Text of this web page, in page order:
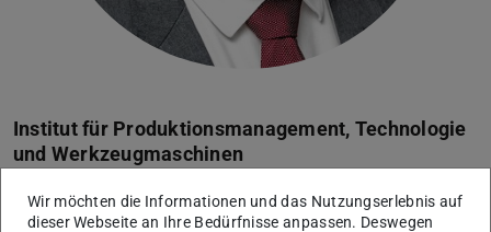
Institut für Produktionsmanagement, Technologie
und Werkzeugmaschinen
Wir möchten die Informationen und das Nutzungserlebnis auf
dieser Webseite an Ihre Bedürfnisse anpassen. Deswegen